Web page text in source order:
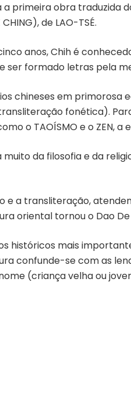
primeira obra traduzida
de LAO-TSÉ.
anos, Chih é
ser formado letras pela
chineses em primorosa
fonética).
o TAOÍSMO e o ZEN, a
da filosofia e da
e a transliteração,
oriental tornou o Dao
históricos mais
confunde-se com as
(criança velha ou